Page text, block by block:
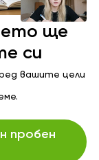
ще
си
вашите цели
пробен